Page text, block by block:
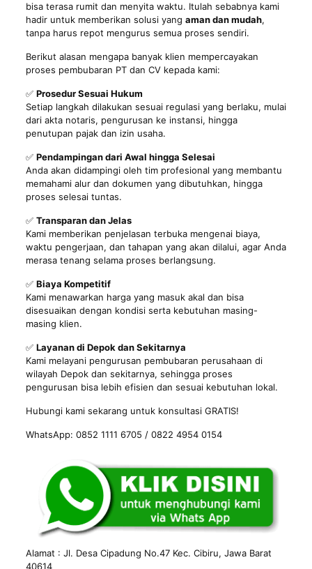
bisa terasa rumit dan menyita waktu. Itulah sebabnya kami
hadir untuk memberikan solusi yang aman dan mudah,
tanpa harus repot mengurus semua proses sendiri.
Berikut alasan mengapa banyak klien mempercayakan
proses pembubaran PT dan CV kepada kami:
✅ Prosedur Sesuai Hukum
Setiap langkah dilakukan sesuai regulasi yang berlaku, mulai
dari akta notaris, pengurusan ke instansi, hingga
penutupan pajak dan izin usaha.
✅ Pendampingan dari Awal hingga Selesai
Anda akan didampingi oleh tim profesional yang membantu
memahami alur dan dokumen yang dibutuhkan, hingga
proses selesai tuntas.
✅ Transparan dan Jelas
Kami memberikan penjelasan terbuka mengenai biaya,
waktu pengerjaan, dan tahapan yang akan dilalui, agar Anda
merasa tenang selama proses berlangsung.
✅ Biaya Kompetitif
Kami menawarkan harga yang masuk akal dan bisa
disesuaikan dengan kondisi serta kebutuhan masing-
masing klien.
✅ Layanan di Depok dan Sekitarnya
Kami melayani pengurusan pembubaran perusahaan di
wilayah Depok dan sekitarnya, sehingga proses
pengurusan bisa lebih efisien dan sesuai kebutuhan lokal.
Hubungi kami sekarang untuk konsultasi GRATIS!
WhatsApp: 0852 1111 6705 / 0822 4954 0154
Alamat : Jl. Desa Cipadung No.47 Kec. Cibiru, Jawa Barat
40614